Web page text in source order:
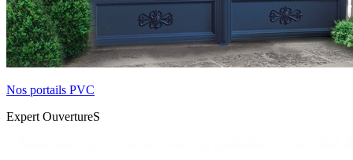
Nos portails PVC
Expert OuvertureS